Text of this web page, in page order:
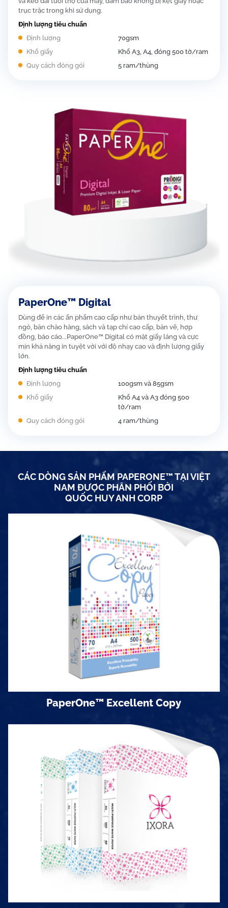
trục trặc trong khi sử dụng.
Định lượng tiêu chuẩn
Định lượng
70gsm
Khổ giấy
Khổ A3, A4, đóng 500 tờ/ram
Quy cách đóng gói
5 ram/thùng
PaperOne™ Digital
Dùng để in các ấn phẩm cao cấp như bản thuyết trình, thư
ngỏ, bản chào hàng, sách và tạp chí cao cấp, bản vẽ, hợp
đồng, báo cáo...PaperOne™ Digital có mặt giấy láng và cực
mịn khả năng in tuyệt vời với độ nhạy cao và định lượng giấy
lớn.
Định lượng tiêu chuẩn
Định lượng
100gsm và 85gsm
Khổ giấy
Khổ A4 và A3 đóng 500
tờ/ram
Quy cách đóng gói
4 ram/thùng
CÁC DÒNG SẢN PHẨM PAPERONE™ TẠI VIỆT
NAM ĐƯỢC PHÂN PHỐI BỞI
QUỐC HUY ANH CORP
Khổ A4 đóng 500 tờ/ram
Quy cách đóng gói
PaperOne™ Excellent Copy
Định lượng
70 gsm & 80gms
Khổ giấy
Khổ A3 và A4 đóng 500 tờ/ram
Quy cách đóng gói
5 ram/thùng